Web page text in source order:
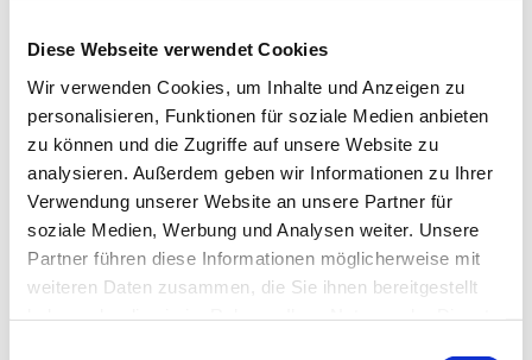
Diese Webseite verwendet Cookies
Wir verwenden Cookies, um Inhalte und Anzeigen zu
personalisieren, Funktionen für soziale Medien anbieten
zu können und die Zugriffe auf unsere Website zu
analysieren. Außerdem geben wir Informationen zu Ihrer
Verwendung unserer Website an unsere Partner für
soziale Medien, Werbung und Analysen weiter. Unsere
Partner führen diese Informationen möglicherweise mit
weiteren Daten zusammen, die Sie ihnen bereitgestellt
Heilpraktiker und andere Interessierte lernen Sie den Aufbau
Tipps und Tricks, wie Sie die werdenden Eltern anleiten
können.
Im Rahmen dieser Ausbildung werden folgende Kenntnisse
für eine fachgerechte Massage einer schwangeren Frau
besprochen:
Anatomie und Physiologie während der Schwangerschaft
Indikationen und Wirkungsweisen
Kontraindikationen
Risikoschwangerschaften